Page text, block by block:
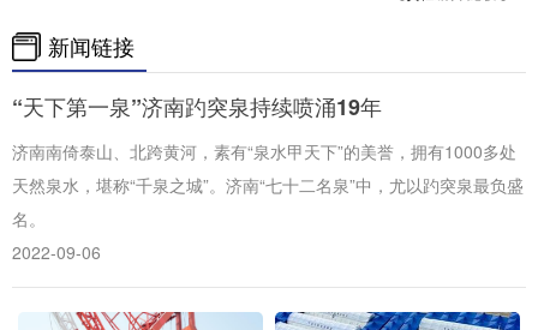
辽宁
浙江 安徽 福建
山东 河南 湖北 湖南
四川
陕西 甘肃 青海 宁夏
新闻链接
“天下第一泉”济南趵突泉持续喷涌19年
济南南倚泰山、北跨黄河，素有“泉水甲天下”的美誉，拥有1000多处
天然泉水，堪称“千泉之城”。济南“七十二名泉”中，尤以趵突泉最负盛
名。
2022-09-06